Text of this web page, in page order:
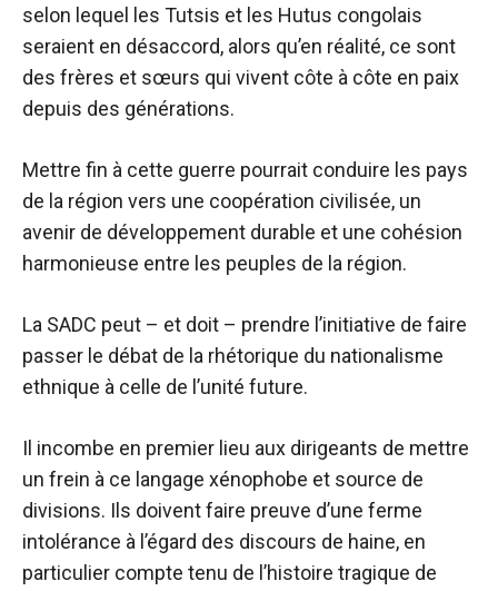
selon lequel les Tutsis et les Hutus congolais
seraient en désaccord, alors qu’en réalité, ce sont
des frères et sœurs qui vivent côte à côte en paix
depuis des générations.
Mettre fin à cette guerre pourrait conduire les pays
de la région vers une coopération civilisée, un
avenir de développement durable et une cohésion
harmonieuse entre les peuples de la région.
La SADC peut – et doit – prendre l’initiative de faire
passer le débat de la rhétorique du nationalisme
ethnique à celle de l’unité future.
Il incombe en premier lieu aux dirigeants de mettre
un frein à ce langage xénophobe et source de
divisions. Ils doivent faire preuve d’une ferme
intolérance à l’égard des discours de haine, en
particulier compte tenu de l’histoire tragique de